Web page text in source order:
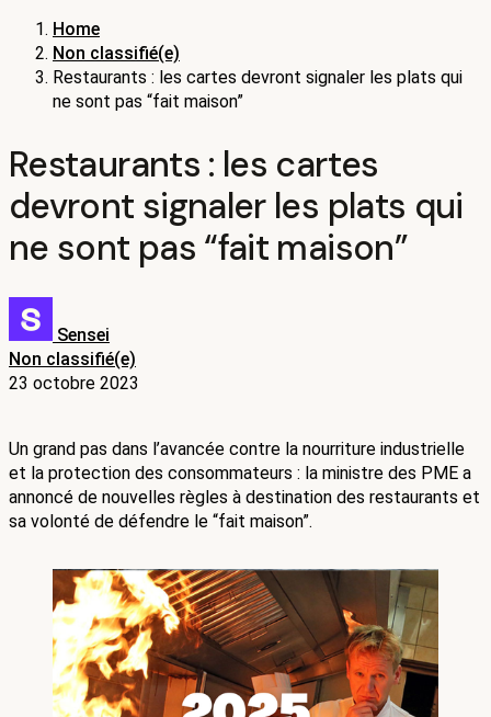
Home
Non classifié(e)
Restaurants : les cartes devront signaler les plats qui
ne sont pas “fait maison”
Restaurants : les cartes
devront signaler les plats qui
ne sont pas “fait maison”
Sensei
Non classifié(e)
23 octobre 2023
Un grand pas dans l’avancée contre la nourriture industrielle
et la protection des consommateurs : la ministre des PME a
annoncé de nouvelles règles à destination des restaurants et
sa volonté de défendre le “fait maison”.